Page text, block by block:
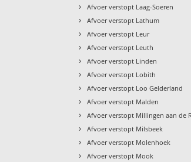
› Afvoer verstopt Laag-Soeren
› Afvoer verstopt Lathum
› Afvoer verstopt Leur
› Afvoer verstopt Leuth
› Afvoer verstopt Linden
› Afvoer verstopt Lobith
› Afvoer verstopt Loo Gelderland
› Afvoer verstopt Malden
› Afvoer verstopt Millingen aan de
› Afvoer verstopt Milsbeek
› Afvoer verstopt Molenhoek
› Afvoer verstopt Mook